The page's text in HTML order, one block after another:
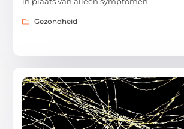
Gezondheid